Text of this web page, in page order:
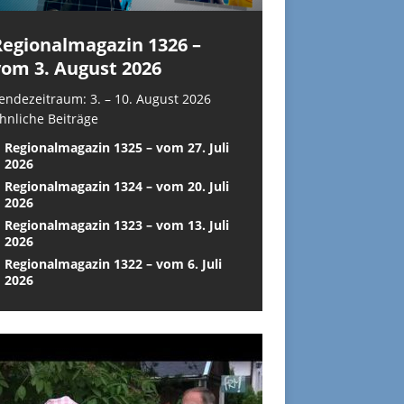
1326 –
3. August 2026
3. – 10. August 2026
Beiträge
Regionalmagazin 1325 – vom 27. Juli
2026
Regionalmagazin 1324 – vom 20. Juli
2026
Regionalmagazin 1323 – vom 13. Juli
2026
Regionalmagazin 1322 – vom 6. Juli
2026